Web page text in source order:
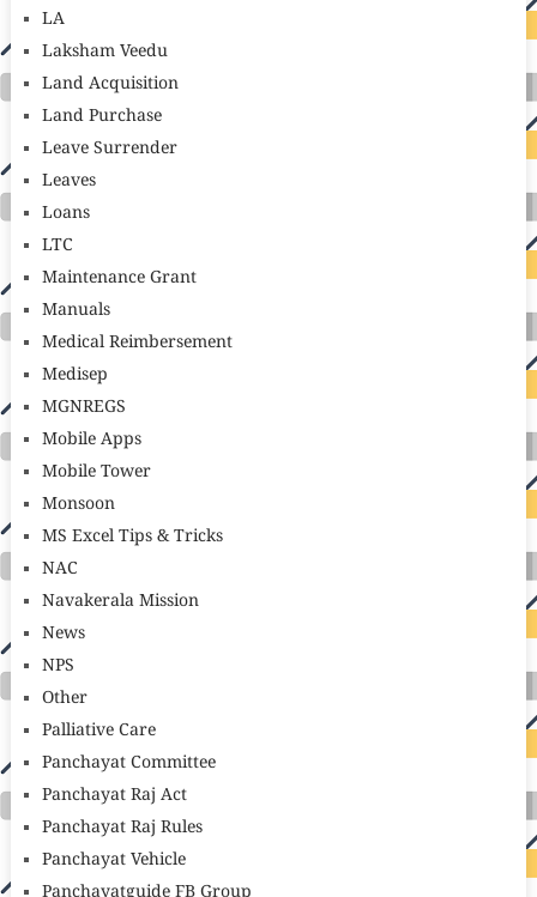
LA
Laksham Veedu
Land Acquisition
Land Purchase
Leave Surrender
Leaves
Loans
LTC
Maintenance Grant
Manuals
Medical Reimbersement
Medisep
MGNREGS
Mobile Apps
Mobile Tower
Monsoon
MS Excel Tips & Tricks
NAC
Navakerala Mission
News
NPS
Other
Palliative Care
Panchayat Committee
Panchayat Raj Act
Panchayat Raj Rules
Panchayat Vehicle
Panchayatguide FB Group